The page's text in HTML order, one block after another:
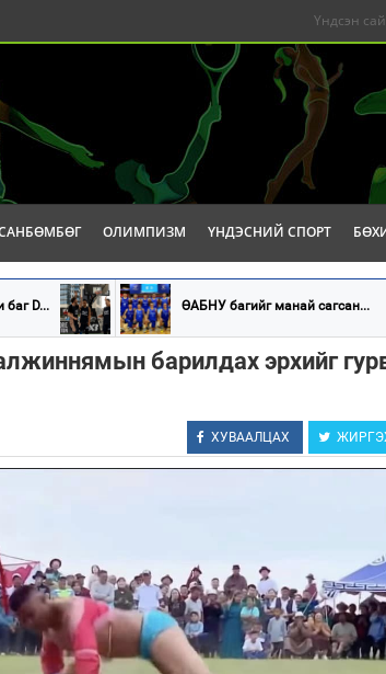
Үндсэн
ОЛИМПИЗМ ҮНДЭСНИЙ СПОРТ
D... ӨАБНУ багийг манай сагсан...
барилдах эрхийг
ХУВААЛЦАХ